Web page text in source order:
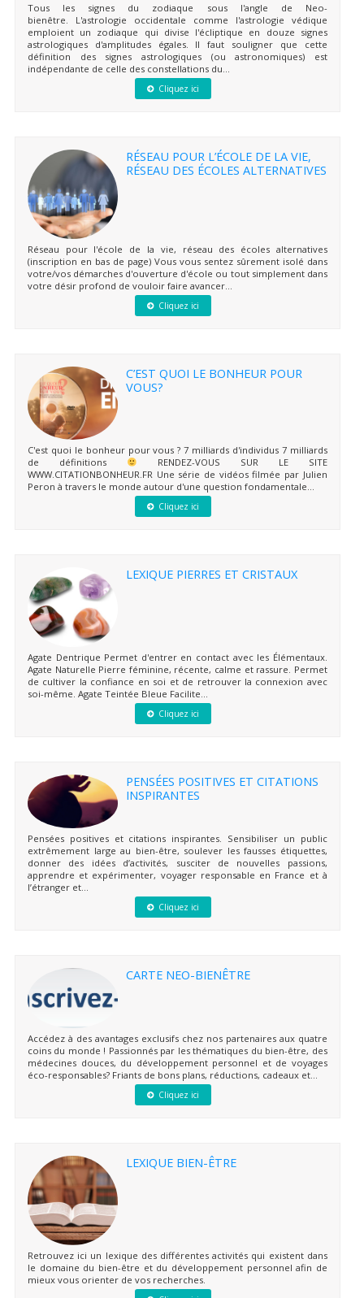
Tous les signes du zodiaque sous l'angle de Neo-
bienêtre. L'astrologie occidentale comme l'astrologie védique
emploient un zodiaque qui divise l'écliptique en douze signes
astrologiques d'amplitudes égales. Il faut souligner que cette
définition des signes astrologiques (ou astronomiques) est
indépendante de celle des constellations du...
Cliquez ici
RÉSEAU POUR L’ÉCOLE DE LA VIE,
RÉSEAU DES ÉCOLES ALTERNATIVES
Réseau pour l'école de la vie, réseau des écoles alternatives
(inscription en bas de page) Vous vous sentez sûrement isolé dans
votre/vos démarches d'ouverture d'école ou tout simplement dans
votre désir profond de vouloir faire avancer...
Cliquez ici
C’EST QUOI LE BONHEUR POUR
VOUS?
C'est quoi le bonheur pour vous ? 7 milliards d'individus 7 milliards
de définitions
RENDEZ-VOUS SUR LE SITE
WWW.CITATIONBONHEUR.FR Une série de vidéos filmée par Julien
Peron à travers le monde autour d'une question fondamentale...
Cliquez ici
LEXIQUE PIERRES ET CRISTAUX
Agate Dentrique Permet d'entrer en contact avec les Élémentaux.
Agate Naturelle Pierre féminine, récente, calme et rassure. Permet
de cultiver la confiance en soi et de retrouver la connexion avec
soi-même. Agate Teintée Bleue Facilite...
Cliquez ici
PENSÉES POSITIVES ET CITATIONS
INSPIRANTES
Pensées positives et citations inspirantes. Sensibiliser un public
extrêmement large au bien-être, soulever les fausses étiquettes,
donner des idées d’activités, susciter de nouvelles passions,
apprendre et expérimenter, voyager responsable en France et à
l’étranger et...
Cliquez ici
CARTE NEO-BIENÊTRE
Accédez à des avantages exclusifs chez nos partenaires aux quatre
coins du monde ! Passionnés par les thématiques du bien-être, des
médecines douces, du développement personnel et de voyages
éco-responsables? Friants de bons plans, réductions, cadeaux et...
Cliquez ici
LEXIQUE BIEN-ÊTRE
Retrouvez ici un lexique des différentes activités qui existent dans
le domaine du bien-être et du développement personnel afin de
mieux vous orienter de vos recherches.